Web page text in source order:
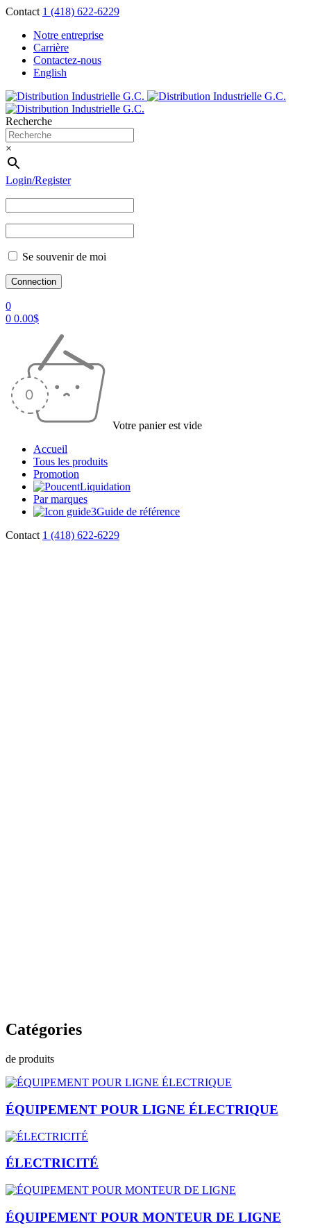
Contact 1 (418) 622-6229
Notre entreprise
Carrière
Contactez-nous
English
Recherche
×
Login/Register
Se souvenir de moi
0
0 0.00$
Votre panier est vide
Accueil
Tous les produits
Promotion
Liquidation
Par marques
Guide de référence
Contact 1 (418) 622-6229
Catégories
de produits
ÉQUIPEMENT POUR LIGNE ÉLECTRIQUE
ÉLECTRICITÉ
ÉQUIPEMENT POUR MONTEUR DE LIGNE